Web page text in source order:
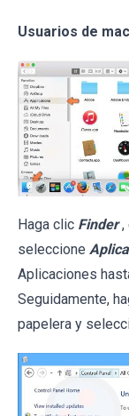
Usuarios de
Haga clic Finder ,
seleccione
Aplicaciones
Seguidamente,
papelera y